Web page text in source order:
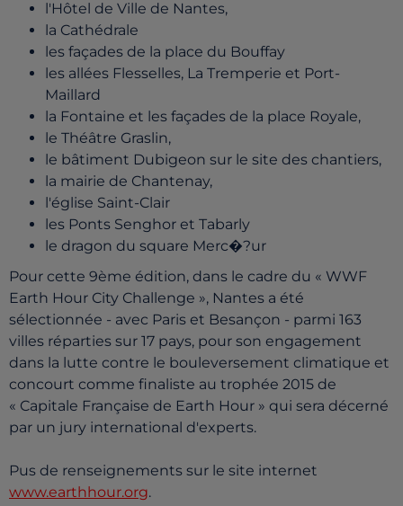
l'Hôtel de Ville de Nantes,
la Cathédrale
les façades de la place du Bouffay
les allées Flesselles, La Tremperie et Port-
Maillard
la Fontaine et les façades de la place Royale,
le Théâtre Graslin,
le bâtiment Dubigeon sur le site des chantiers,
la mairie de Chantenay,
l'église Saint-Clair
les Ponts Senghor et Tabarly
le dragon du square Merc�?ur
Pour cette 9ème édition, dans le cadre du « WWF
Earth Hour City Challenge », Nantes a été
sélectionnée - avec Paris et Besançon - parmi 163
villes réparties sur 17 pays, pour son engagement
dans la lutte contre le bouleversement climatique et
concourt comme finaliste au trophée 2015 de
« Capitale Française de Earth Hour » qui sera décerné
par un jury international d'experts.
Pus de renseignements sur le site internet
www.earthhour.org.